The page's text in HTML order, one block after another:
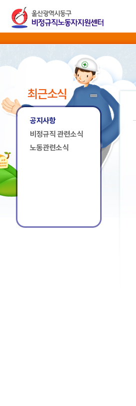
최근소식
공지사항
비정규직 관련소식
노동관련소식